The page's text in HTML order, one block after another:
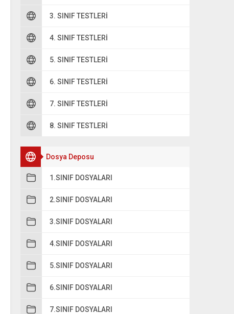
3. SINIF TESTLERI
4. SINIF TESTLERI
5. SINIF TESTLERI
6. SINIF TESTLERI
7. SINIF TESTLERI
8. SINIF TESTLERI
Dosya Deposu
1.SINIF DOSYALARI
2.SINIF DOSYALARI
3.SINIF DOSYALARI
4.SINIF DOSYALARI
5.SINIF DOSYALARI
6.SINIF DOSYALARI
7.SINIF DOSYALARI